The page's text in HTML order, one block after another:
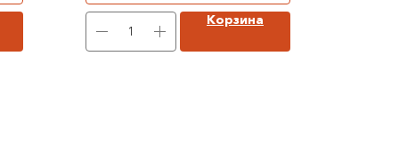
Корзина